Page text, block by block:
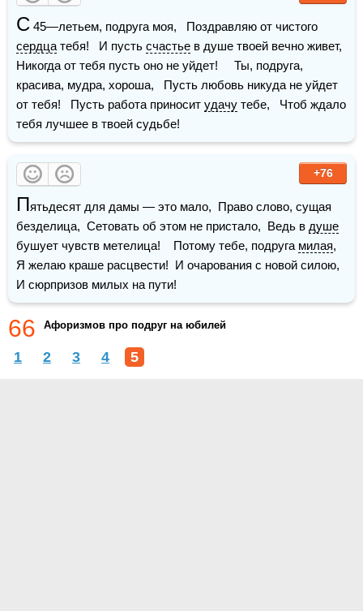
С
сердца тебя!   И пусть счастье в душе твоей вечно живет,
Никогда от тебя пусть оно не уйдет!     Ты, подруга,
красива, мудра, хороша,   Пусть любовь никуда не уйдет
от тебя!   Пусть работа приносит удачу тебе,   Чтоб ждало
тебя лучшее в твоей судьбе!
+76
Пятьдесят для дамы — это мало,  Право слово, сущая
безделица,  Сетовать об этом не пристало,  Ведь в душе
бушует чувств метелица!    Потому тебе, подруга милая,
Я желаю краше расцвести!  И очарования с новой силою,
И сюрпризов милых на пути!
66 Афоризмов про подруг на юбилей
1 2 3 4 5